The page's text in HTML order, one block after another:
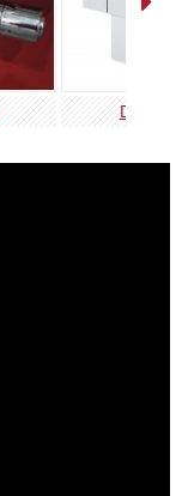
DETAIL